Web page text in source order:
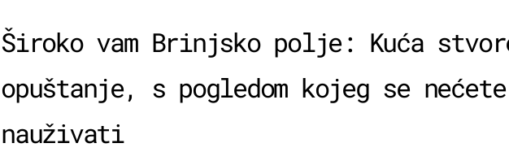
Široko vam Brinjsko polje: Kuća
opuštanje, s pogledom kojeg se
nauživati